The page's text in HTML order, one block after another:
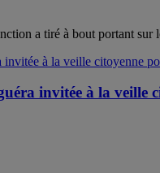
a tiré à bout portant sur
invitée à la